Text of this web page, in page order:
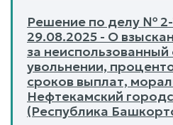
Решение по делу №
29.08.2025 - О
за неиспользованный
увольнении,
сроков выплат,
Нефтекамский
(Республика